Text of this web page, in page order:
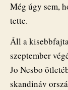
Még úgy sem,
tette.
Áll a
szeptember
Jo Nesbo
skandináv